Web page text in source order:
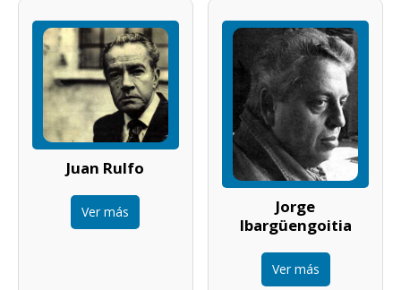
Juan Rulfo
Ver más
Jorge
Ibargüengoitia
Ver más